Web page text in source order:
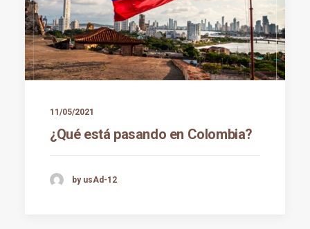
11/05/2021
¿Qué está pasando en Colombia?
by usAd-12